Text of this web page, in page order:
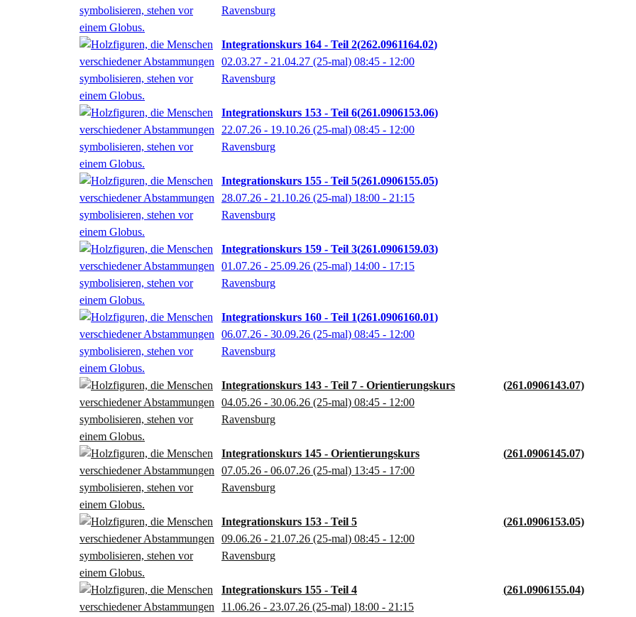
Integrationskurs 143 - Teil 7 - Orientierungskurs
261.0906143.07
04.05.26 - 30.06.26 (25-mal) 08:45 - 12:00
Ravensburg
Integrationskurs 145 - Orientierungskurs
261.0906145.07
07.05.26 - 06.07.26 (25-mal) 13:45 - 17:00
Ravensburg
Integrationskurs 153 - Teil 5
261.0906153.05
09.06.26 - 21.07.26 (25-mal) 08:45 - 12:00
Ravensburg
Integrationskurs 153 - Teil 6 261.0906153.06
22.07.26 - 19.10.26 (25-mal) 08:45 - 12:00
Ravensburg
Integrationskurs 155 - Teil 4
261.0906155.04
11.06.26 - 23.07.26 (25-mal) 18:00 - 21:15
Integrationskurs 155 - Teil 5 261.0906155.05
28.07.26 - 21.10.26 (25-mal) 18:00 - 21:15
Ravensburg
Integrationskurs 159 - Teil 3 261.0906159.03
01.07.26 - 25.09.26 (25-mal) 14:00 - 17:15
Ravensburg
Integrationskurs 160 - Teil 1 261.0906160.01
06.07.26 - 30.09.26 (25-mal) 08:45 - 12:00
Ravensburg
Ravensburg
Integrationskurs 164 - Teil 2 262.0961164.02
02.03.27 - 21.04.27 (25-mal) 08:45 - 12:00
Ravensburg